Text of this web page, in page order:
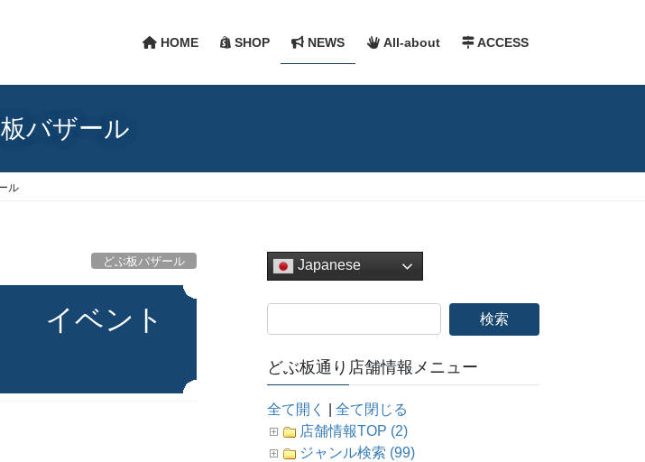
HOME SHOP NEWS All-about ACCESS
バザール
ル
どぶ板バザール
イベント
Japanese
どぶ板通り店舗情報メニュー
全て開く |全て閉じる
店舗情報TOP (2)
ジャンル検索 (99)